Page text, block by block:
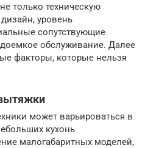
только техническую
уровень
сопутствующие
обслуживание. Далее
факторы, которые нельзя
может варьироваться в
кухонь
малогабаритных моделей,